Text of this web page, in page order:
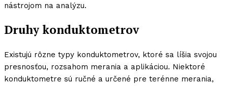
nástrojom na analýzu.
Druhy konduktometrov
Existujú rôzne typy konduktometrov, ktoré sa líšia svojou
presnosťou, rozsahom merania a aplikáciou. Niektoré
konduktometre sú ručné a určené pre terénne merania,